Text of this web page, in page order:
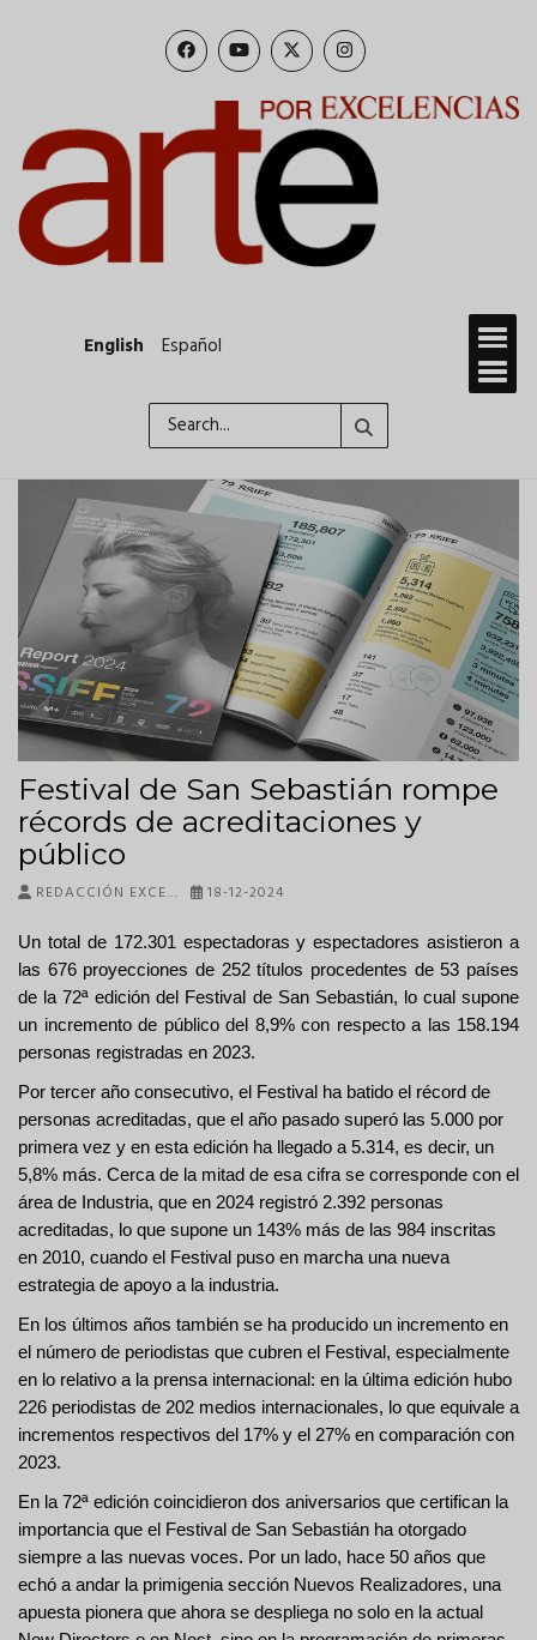
English Español
Festival de San Sebastián rompe
récords de acreditaciones y
público
REDACCIÓN EXCE… 18-12-2024
Un total de 172.301 espectadoras y espectadores asistieron a
las 676 proyecciones de 252 títulos procedentes de 53 países
de la 72ª edición del Festival de San Sebastián, lo cual supone
un incremento de público del 8,9% con respecto a las 158.194
personas registradas en 2023.
Por tercer año consecutivo, el Festival ha batido el récord de
personas acreditadas, que el año pasado superó las 5.000 por
primera vez y en esta edición ha llegado a 5.314, es decir, un
5,8% más. Cerca de la mitad de esa cifra se corresponde con el
área de Industria, que en 2024 registró 2.392 personas
acreditadas, lo que supone un 143% más de las 984 inscritas
en 2010, cuando el Festival puso en marcha una nueva
estrategia de apoyo a la industria.
En los últimos años también se ha producido un incremento en
el número de periodistas que cubren el Festival, especialmente
en lo relativo a la prensa internacional: en la última edición hubo
226 periodistas de 202 medios internacionales, lo que equivale a
incrementos respectivos del 17% y el 27% en comparación con
2023.
En la 72ª edición coincidieron dos aniversarios que certifican la
importancia que el Festival de San Sebastián ha otorgado
siempre a las nuevas voces. Por un lado, hace 50 años que
echó a andar la primigenia sección Nuevos Realizadores, una
apuesta pionera que ahora se despliega no solo en la actual